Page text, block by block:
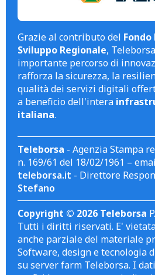
Grazie al contributo del Fondo
Sviluppo Regionale,
importante percorso di
rafforza la sicurezza, la
qualità dei servizi digitali
a beneficio dell'intera
italiana.
Teleborsa - Agenzia Stampa
n. 169/61 del 18/02/1961 –
teleborsa.it - Direttore
Stefano
Copyright © 2026 Teleborsa
Tutti i diritti riservati. E'
anche parziale del materiale
Software, design e tecnologia
su server farm Teleborsa. I